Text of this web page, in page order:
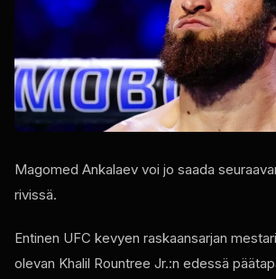
Magomed Ankalaev voi jo saada
rivissä.
Entinen UFC kevyen raskaansarjan
olevan Khalil Rountree Jr.:n edessä